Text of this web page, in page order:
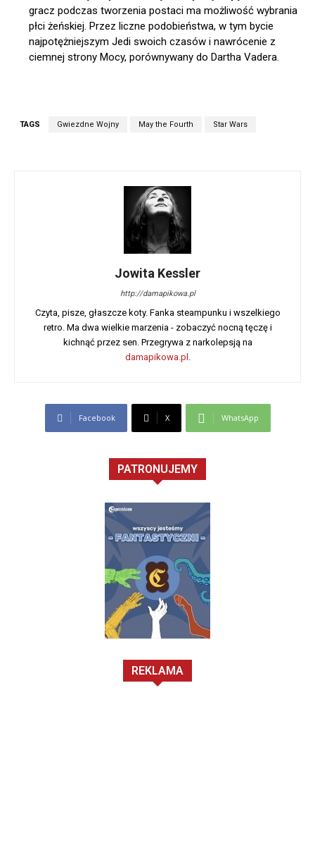
gracz podczas tworzenia postaci ma możliwość wybrania
płci żeńskiej. Przez liczne podobieństwa, w tym bycie
najpotężniejszym Jedi swoich czasów i nawrócenie z
ciemnej strony Mocy, porównywany do Dartha Vadera.
TAGS Gwiezdne Wojny May the Fourth Star Wars
Jowita Kessler
http://damapikowa.pl
Czyta, pisze, głaszcze koty. Fanka steampunku i wszelkiego
retro. Ma dwa wielkie marzenia - zobaczyć nocną tęczę i
kichnąć przez sen. Przegrywa z narkolepsją na
damapikowa.pl .
Facebook X WhatsApp
PATRONUJEMY
REKLAMA